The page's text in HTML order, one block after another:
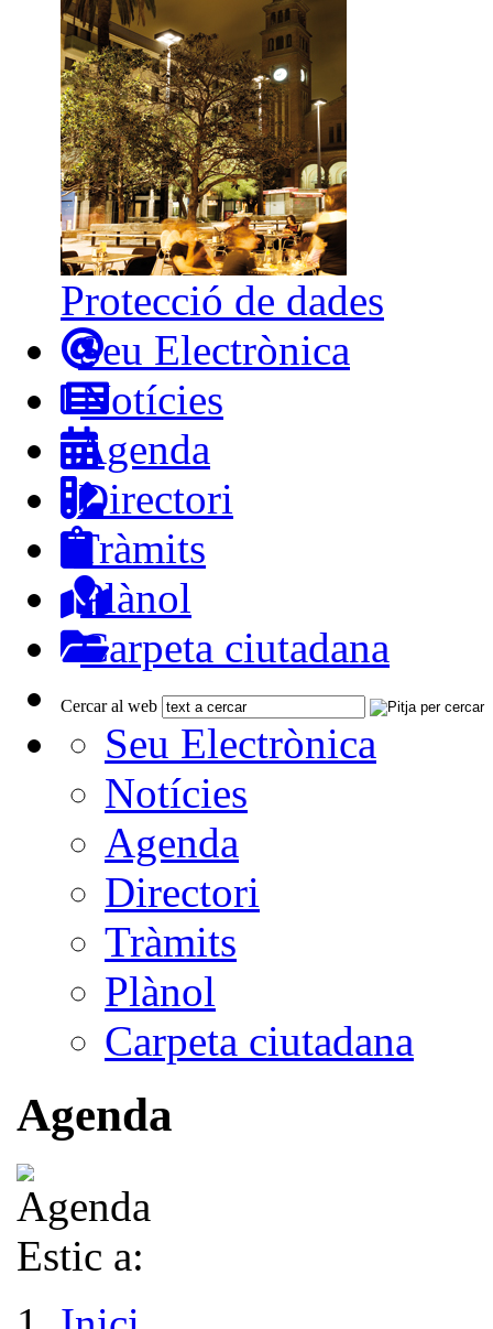
Protecció de dades
Seu Electrònica
Notícies
Agenda
Directori
Tràmits
Plànol
Carpeta ciutadana
Cercar al web
Seu Electrònica
Notícies
Agenda
Directori
Tràmits
Plànol
Carpeta ciutadana
Agenda
Estic a: